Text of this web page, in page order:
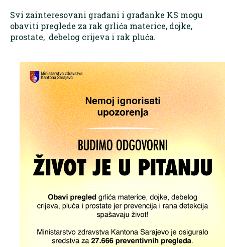
Svi zainteresovani građani i građanke KS mogu
obaviti preglede za rak grlića materice, dojke,
prostate, debelog crijeva i rak pluća.